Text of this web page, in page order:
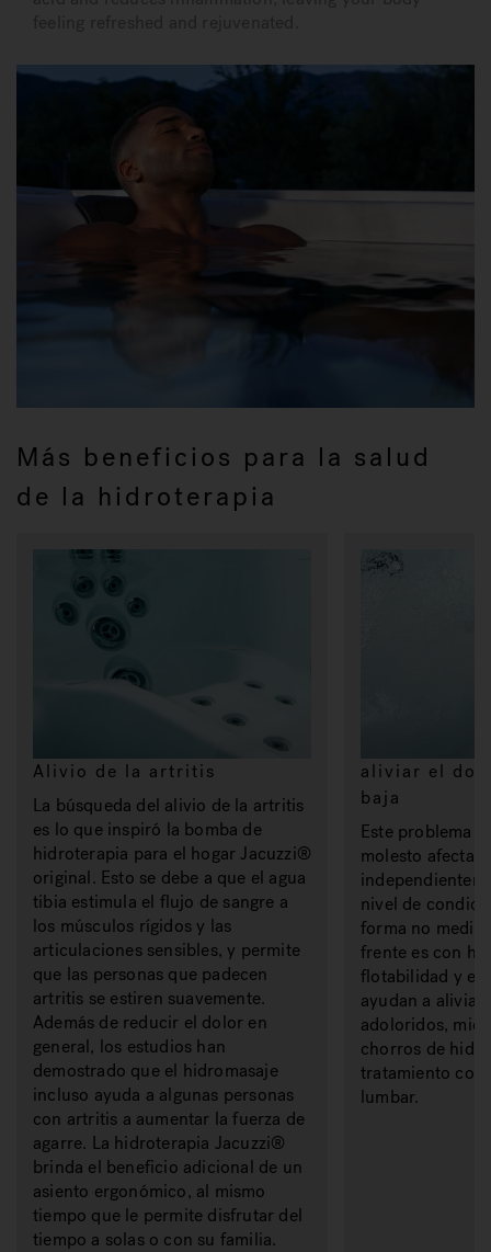
Más beneficios para la salud
de la hidroterapia
Alivio de la artritis
La búsqueda del alivio de la artritis
es lo que inspiró la bomba de
hidroterapia para el hogar Jacuzzi®
original. Esto se debe a que el agua
tibia estimula el flujo de sangre a
los músculos rígidos y las
articulaciones sensibles, y permite
que las personas que padecen
artritis se estiren suavemente.
Además de reducir el dolor en
general, los estudios han
demostrado que el hidromasaje
incluso ayuda a algunas personas
con artritis a aumentar la fuerza de
agarre. La hidroterapia Jacuzzi®
brinda el beneficio adicional de un
asiento ergonómico, al mismo
tiempo que le permite disfrutar del
tiempo a solas o con su familia.
aliviar el
baja
Este problema
molesto afecta
nivel de
forma no
frente es con
flotabilidad y el
ayudan a aliviar
adoloridos,
chorros de
tratamiento
lumbar.